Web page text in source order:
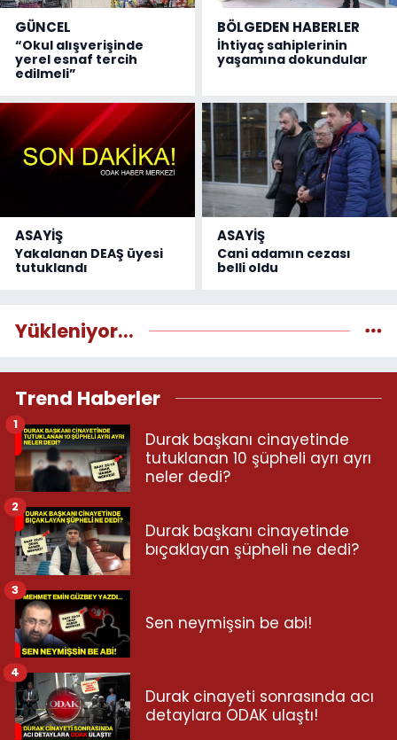
GÜNCEL
“Okul alışverişinde
yerel esnaf tercih
edilmeli”
BÖLGEDEN HABERLER
İhtiyaç sahiplerinin
yaşamına dokundular
ASAYİŞ
Yakalanan DEAŞ üyesi
tutuklandı
ASAYİŞ
Cani adamın cezası
belli oldu
Yükleniyor...
Trend Haberler
Durak başkanı cinayetinde
tutuklanan 10 şüpheli ayrı ayrı
neler dedi?
1
Durak başkanı cinayetinde
bıçaklayan şüpheli ne dedi?
2
Sen neymişsin be abi!
3
Durak cinayeti sonrasında acı
detaylara ODAK ulaştı!
4